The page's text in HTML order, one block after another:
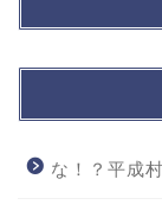
な！？平成村